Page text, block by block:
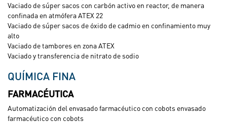
Vaciado de súper sacos con carbón activo en reactor, de manera
confinada en atmófera ATEX 22
Vaciado de súper sacos de óxido de cadmio en confinamiento muy
alto
Vaciado de tambores en zona ATEX
Vaciado y transferencia de nitrato de sodio
QUÍMICA FINA
FARMACÉUTICA
Automatización del envasado farmacéutico con cobots envasado
farmacéutico con cobots